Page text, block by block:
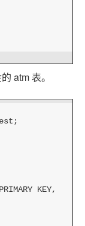
atm 表。
KEY,